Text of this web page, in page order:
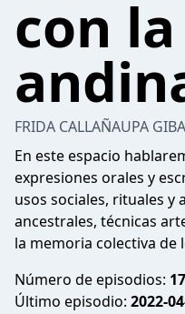
con
FRIDA CALLAÑAUPA
En este espacio
expresiones orales y
usos sociales, rituales y
ancestrales, técnicas
la memoria colectiva de
Número de episodios: 17
Último episodio: 2022-